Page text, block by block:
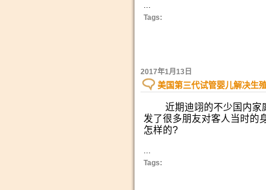
...
Tags:
2017年1月13日
美国第三代试管婴儿解决生
近期迪翊的不少国内家
发了很多朋友对客人当时的
怎样的?
...
Tags: